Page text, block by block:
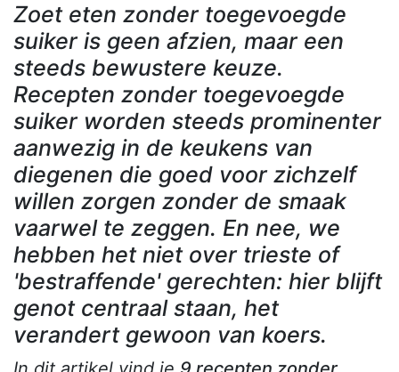
Zoet eten zonder toegevoegde
suiker is geen afzien, maar een
steeds bewustere keuze.
Recepten zonder toegevoegde
suiker worden steeds prominenter
aanwezig in de keukens van
diegenen die goed voor zichzelf
willen zorgen zonder de smaak
vaarwel te zeggen. En nee, we
hebben het niet over trieste of
'bestraffende' gerechten: hier blijft
genot centraal staan, het
verandert gewoon van koers.